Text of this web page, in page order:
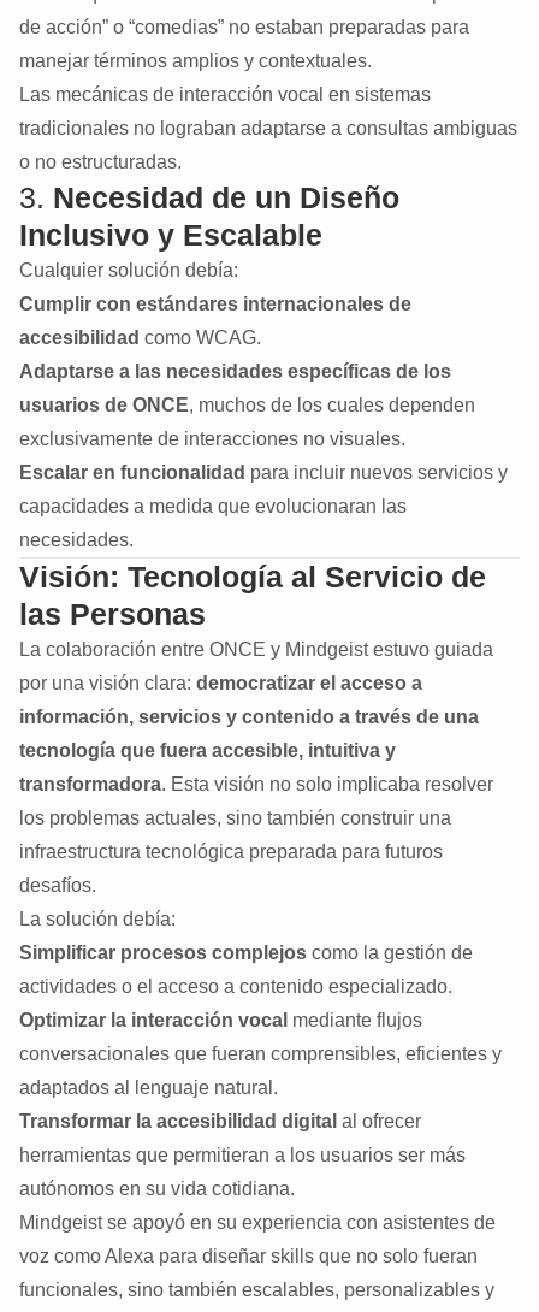
de acción” o “comedias” no estaban preparadas para
manejar términos amplios y contextuales.
Las mecánicas de interacción vocal en sistemas
tradicionales no lograban adaptarse a consultas ambiguas
o no estructuradas.
3. Necesidad de un Diseño
Inclusivo y Escalable
Cualquier solución debía:
Cumplir con estándares internacionales de
accesibilidad como WCAG.
Adaptarse a las necesidades específicas de los
usuarios de ONCE, muchos de los cuales dependen
exclusivamente de interacciones no visuales.
Escalar en funcionalidad para incluir nuevos servicios y
capacidades a medida que evolucionaran las
necesidades.
Visión: Tecnología al Servicio de
las Personas
La colaboración entre ONCE y Mindgeist estuvo guiada
por una visión clara: democratizar el acceso a
información, servicios y contenido a través de una
tecnología que fuera accesible, intuitiva y
transformadora. Esta visión no solo implicaba resolver
los problemas actuales, sino también construir una
infraestructura tecnológica preparada para futuros
desafíos.
La solución debía:
Simplificar procesos complejos como la gestión de
actividades o el acceso a contenido especializado.
Optimizar la interacción vocal mediante flujos
conversacionales que fueran comprensibles, eficientes y
adaptados al lenguaje natural.
Transformar la accesibilidad digital al ofrecer
herramientas que permitieran a los usuarios ser más
autónomos en su vida cotidiana.
Mindgeist se apoyó en su experiencia con asistentes de
voz como Alexa para diseñar skills que no solo fueran
funcionales, sino también escalables, personalizables y